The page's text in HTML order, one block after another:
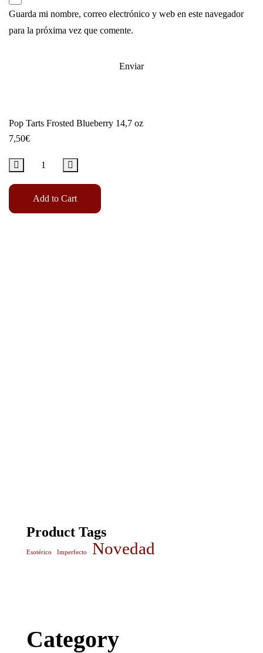
Guarda mi nombre, correo electrónico y web en este navegador
para la próxima vez que comente.
Pop Tarts Frosted Blueberry 14,7 oz
7,50€
Add to Cart
Product Tags
Esotérico Imperfecto Novedad
Category